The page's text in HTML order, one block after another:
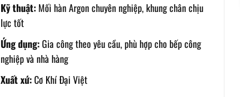
Kỹ thuật: Mối hàn Argon chuyên nghiệp, khung chân chịu
lực tốt
Ứng dụng:Gia công theo yêu cầu, phù hợp cho bếp công
nghiệp và nhà hàng
Xuất xứ:Cơ Khí Đại Việt